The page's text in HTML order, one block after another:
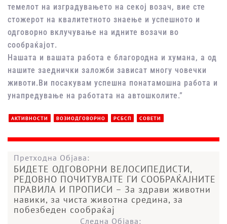
темелот на изградувањето на секој возач, вие сте
стожерот на квалитетното знаење и успешното и
одговорно вклучување на идните возачи во
сообраќајот.
Нашата и вашата работа е благородна и хумана, а од
нашите заеднички заложби зависат многу човечки
животи.Ви посакувам успешна понатамошна работа и
унапредување на работата на автошколите.”
АКТИВНОСТИ ВОЗИОДГОВОРНО РСБСП СОВЕТИ
Претходна Објава:
БИДЕТЕ ОДГОВОРНИ ВЕЛОСИПЕДИСТИ,
РЕДОВНО ПОЧИТУВАЈТЕ ГИ СООБРАЌАЈНИТЕ
ПРАВИЛА И ПРОПИСИ – За здрави животни
навики, за чиста животна средина, за
побезбеден сообраќај
Следна Објава: